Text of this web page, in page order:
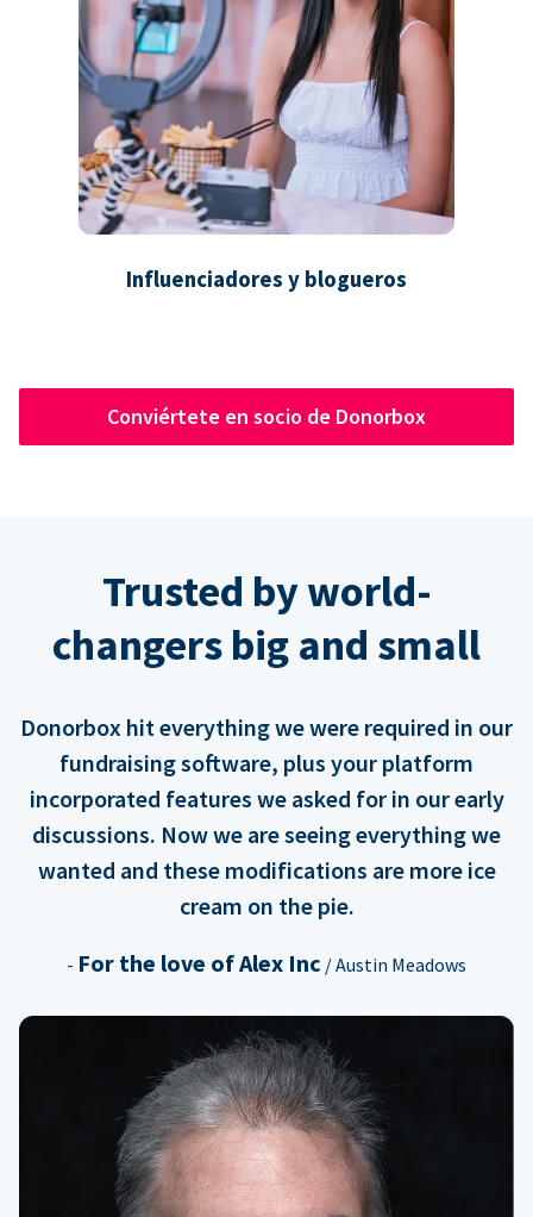
Influenciadores y blogueros
Conviértete en socio de Donorbox
Trusted by world-
changers big and small
Donorbox hit everything we were required in our
fundraising software, plus your platform
incorporated features we asked for in our early
discussions. Now we are seeing everything we
wanted and these modifications are more ice
cream on the pie.
- For the love of Alex Inc / Austin Meadows